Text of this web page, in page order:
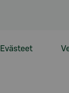
Evästeet